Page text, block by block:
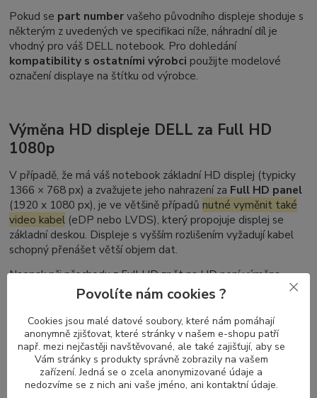
Pokud se part numbervašeho původního displeje shoduje s
některým z uvedených ve specifikaci níže, náhradní díl je
vhodný pro váš DELL notebook. Pro dohledání
kompatibility s ostatními výrobci použijte modelové
označení displaye na štítku od výrobce.
Výměna HD displeje DELL za Full HD
1080p
V případě, že má váš notebook základní HD displej (typicky
1366 × 768 px) a zvažujete jeho nahrazení za Full HD panel
(1920 x 1080 px), je ve většině případů nutné vyměnit také
video kabel (eDP nebo LVDS), který propojuje displej se
základní deskou. Displeje s vyšším rozlišením vyžadují kabel
schopný přenášet větší objem dat.
Naopak při přechodu z Full HD zpět na HD není výměna
kabelu nutná – kabely pro vyšší rozlišení podporují i nižší
režimy zobrazení.
Nelze zaměnit DELL Latitude dotykový
displej za nedotykový (a naopak)
Povolíte nám cookies ?
Cookies jsou malé datové soubory, které nám pomáhají
anonymně zjišťovat, které stránky v našem e-shopu patří
např. mezi nejčastěji navštěvované, ale také zajišťují, aby se
Vám stránky s produkty správně zobrazily na vašem
zařízení. Jedná se o zcela anonymizované údaje a
nedozvíme se z nich ani vaše jméno, ani kontaktní údaje.